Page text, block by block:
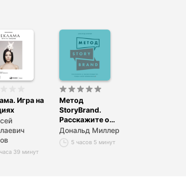
Игра на
39 минут
Метод
StoryBrand.
Расскажите о
своем бренде так,
чтобы в него
влюбились
Дональд Миллер
5 часов 5 минут